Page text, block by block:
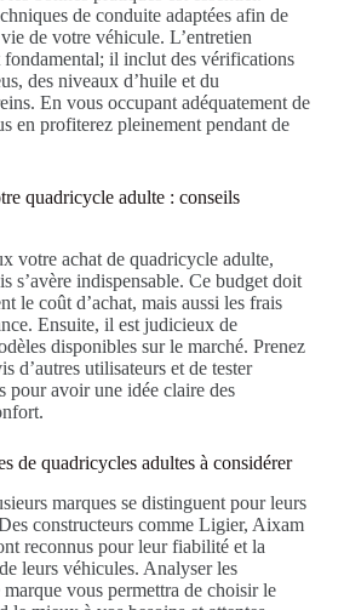
de conduite adaptées afin de
de votre véhicule. L’entretien
fondamental; il inclut des vérifications
des niveaux d’huile et du
En vous occupant adéquatement de
en profiterez pleinement pendant de
quadricycle adulte : conseils
votre achat de quadricycle adulte,
s’avère indispensable. Ce budget doit
le coût d’achat, mais aussi les frais
Ensuite, il est judicieux de
disponibles sur le marché. Prenez
d’autres utilisateurs et de tester
pour avoir une idée claire des
de quadricycles adultes à considérer
marques se distinguent pour leurs
constructeurs comme Ligier, Aixam
reconnus pour leur fiabilité et la
leurs véhicules. Analyser les
vous permettra de choisir le